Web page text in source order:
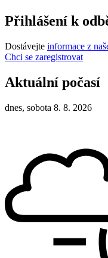
Přihlášení k
Dostávejte informace z
Chci se zaregistrovat
Aktuální počasí
dnes, sobota 8. 8. 2026